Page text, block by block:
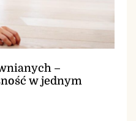
–
w jednym